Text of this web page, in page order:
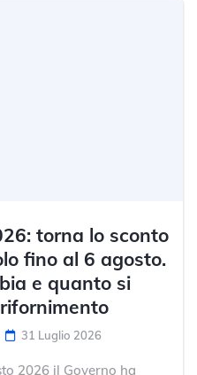
torna lo sconto
fino al 6 agosto.
e quanto si
31 Luglio 2026
2026 il Governo ha